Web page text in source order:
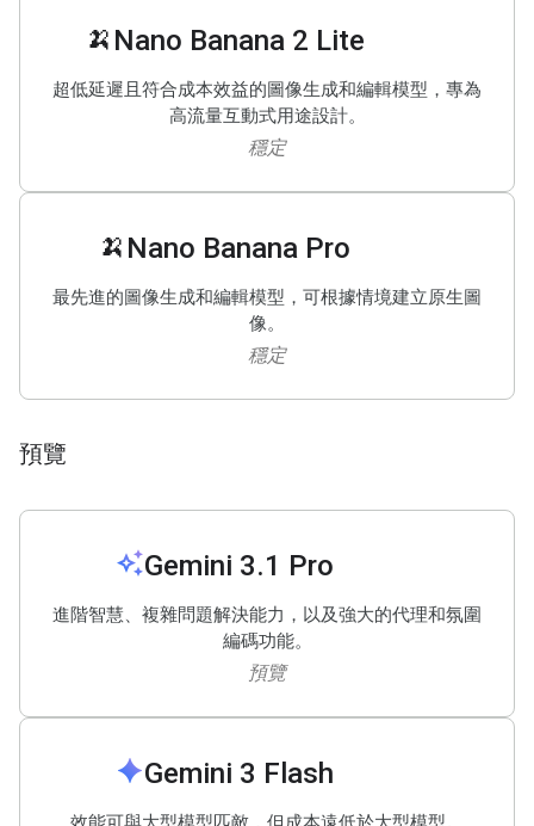
🍌 Nano Banana 2 Lite
超低延遲且符合成本效益的圖像生成和編輯模型，專為
高流量互動式用途設計。
穩定
🍌 Nano Banana Pro
最先進的圖像生成和編輯模型，可根據情境建立原生圖
像。
穩定
預覽
auto_awesomeGemini 3.1 Pro
進階智慧、複雜問題解決能力，以及強大的代理和氛圍
編碼功能。
預覽
sparkGemini 3 Flash